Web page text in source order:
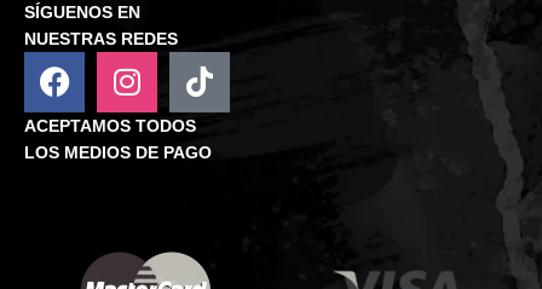
SÍGUENOS EN
NUESTRAS REDES
ACEPTAMOS TODOS
LOS MEDIOS DE PAGO